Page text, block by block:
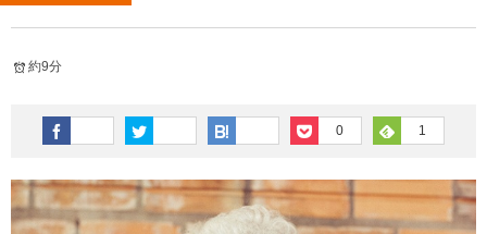
約9分
0 1
TOEIC700点への道
英単語
その他英語関連
神戸
行ってきたあれこれ
旅行関連あれこれ
健康あれこれ
美容あれこれ